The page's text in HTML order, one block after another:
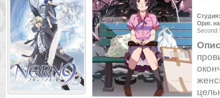
Ориг.
Second